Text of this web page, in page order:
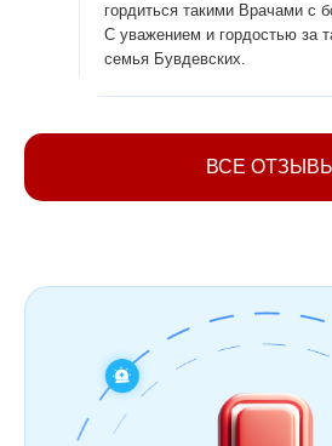
гордиться такими Врачами с
С уважением и гордостью за
семья Бувдевских.
ВСЕ ОТЗЫВЫ